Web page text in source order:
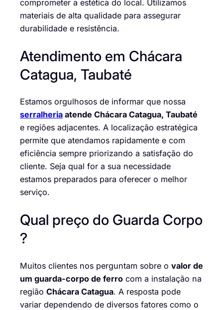
comprometer a estética do local. Utilizamos
materiais de alta qualidade para assegurar
durabilidade e resistência.
Atendimento em Chácara
Catagua, Taubaté
Estamos orgulhosos de informar que nossa
serralheria atende Chácara Catagua, Taubaté
e regiões adjacentes. A localização estratégica
permite que atendamos rapidamente e com
eficiência sempre priorizando a satisfação do
cliente. Seja qual for a sua necessidade
estamos preparados para oferecer o melhor
serviço.
Qual preço do Guarda Corpo
?
Muitos clientes nos perguntam sobre o valor de
um guarda-corpo de ferro com a instalação na
região Chácara Catagua. A resposta pode
variar dependendo de diversos fatores como o